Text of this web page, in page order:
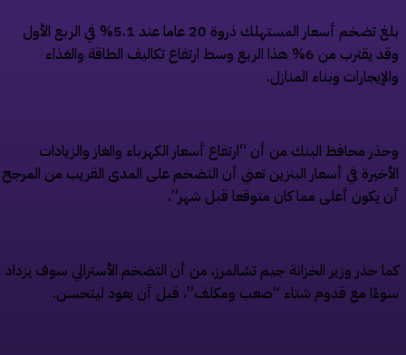
بلغ تضخم أسعار المستهلك ذروة 20 عاما عند 5.1% في الربع الأول
وقد يقترب من 6% هذا الربع وسط ارتفاع تكاليف الطاقة والغذاء
وبناء المنازل.
محافظ البنك من أن “ارتفاع أسعار الكهرباء والغاز والزيادات
في أسعار البنزين تعني أن التضخم على المدى القريب من المرجح
يكون أعلى مما كان متوقعا قبل شهر”.
حذر وزير الخزانة جيم تشالمرز، من أن التضخم الأسترالي سوف يزداد
مع قدوم شتاء “صعب ومكلف”، قبل أن يعود ليتحسن.